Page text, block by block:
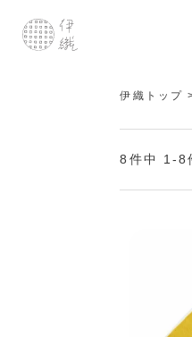
伊織トップ
8 件中 1 -8